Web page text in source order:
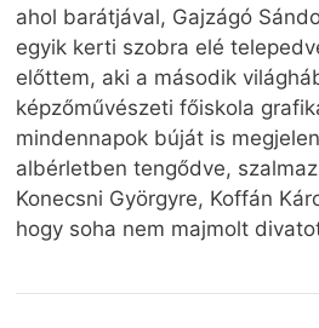
ahol barátjával, Gajzágó
egyik kerti szobra elé
előttem, aki a második
képzőművészeti főiskola
mindennapok búját is
albérletben tengődve,
Konecsni Györgyre, Koffán
hogy soha nem majmolt